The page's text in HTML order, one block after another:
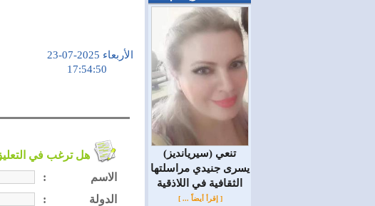
الأربعاء 2025-07-23
هل ترغب في التعليق على الموضوع ؟
:
الاسم
:
الدولة
(سيريانديز) تنعي
يسرى جنيدي مراسلتها
الثقافية في اللاذقية
[ إقرأ أيضاً ... ]